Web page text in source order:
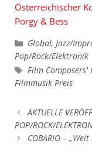
Österreichischer
Porgy & Bess
Kategorien
Global,Jazz/
Pop/Rock/Elektronik
Schlagwörter
Film Composers'
Filmmusik Preis
AKTUELLE
POP/ROCK/
COBARIO – „Weit